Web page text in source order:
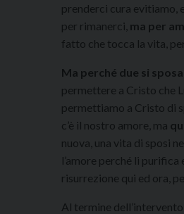
prenderci cura evitiamo,
per rimanerci, ma per
fatto che tocca la vita,
Ma perché due si
permettere a Cristo che
permettiamo a Cristo di
c’è il nostro amore, ma
nuova, una vita di sposi
l’amore perché li
risurrezione qui ed ora,
Al termine